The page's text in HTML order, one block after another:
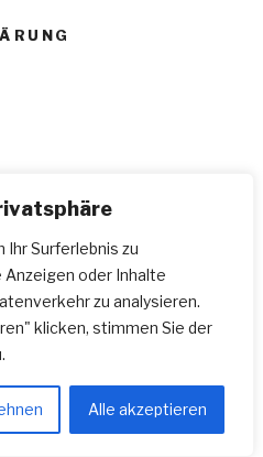
Ihr Surferlebnis zu
oder Inhalte
zu analysieren.
klicken, stimmen Sie der
Alle akzeptieren